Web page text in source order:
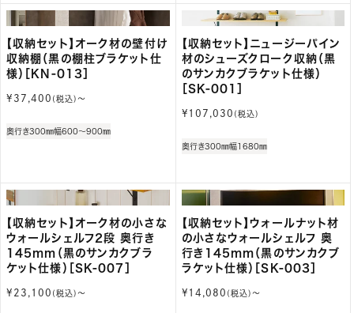
【収納セット】オーク材の壁付け
収納棚（黒の棚柱ブラケット仕
様）［KN-013］
通
格
¥37,400 (税込)〜
奥行き300㎜幅600～900㎜
【収納セット】ニュージーパイン
材のシューズクローク収納（黒
のサンカクブラケット仕様）
［SK-001］
通
格
¥107,030 (税込)
奥行き300㎜幅1680㎜
【収納セット】オーク材の小さな
ウォールシェルフ2段 奥行き
145mm（黒のサンカクブラ
ケット仕様）［SK-007］
通
¥23,100 (税込)〜
【収納セット】ウォールナット材
の小さなウォールシェルフ 奥
行き145mm（黒のサンカクブ
ラケット仕様）［SK-003］
通
¥14,080 (税込)〜